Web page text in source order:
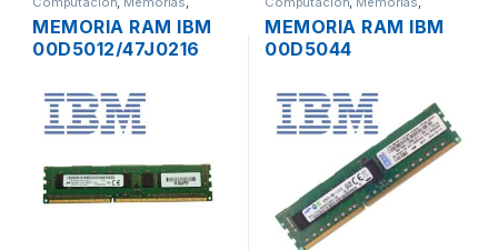
MEMORIA RAM IBM
00D5012/47J0216
PC3L-12800
1600MHZ ECC
UNBUFFERED
MEMORIA RAM IBM
00D5044
SERVIDOR HP DELL
DDR3L 8GB 2RX8
PC3L-12800E
1600MHZ
REGISTERED